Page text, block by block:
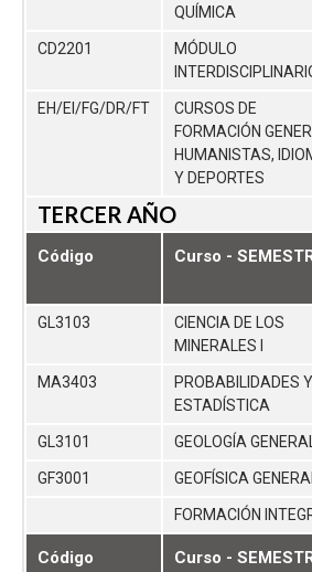
QUÍMICA
CD2201
MÓDULO
EH/EI/FG/DR/FT
CURSOS DE
FORMACIÓN
HUMANISTAS,
Y DEPORTES
TERCER AÑO
Código Curso -
GL3103
CIENCIA DE LOS
MINERALES I
MA3403
PROBABILIDADES Y
ESTADÍSTICA
GL3101 GEOLOGÍA
GF3001 GEOFÍSICA
FORMACIÓN
Código Curso -